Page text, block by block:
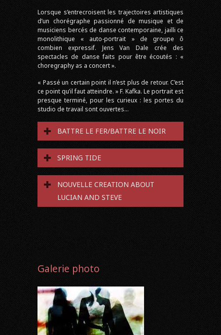
Lorsque s’entrecroisent les trajectoires artistiques
d’un chorégraphe passionné de musique et de
musiciens bercés de danse contemporaine, jailli ce
monolithique « auto-portrait » de groupe ô
combien expressif. Jens Van Dale crée des
spectacles de danse faits pour être écoutés : «
choregraphy as a concert ».
« Passé un certain point il n’est plus de retour. C’est
ce point qu’il faut atteindre. » F. Kafka. Le portrait est
presque terminé, pour les curieux : les portes du
studio de travail sont ouvertes…
BATTRE LE FER/BATTRE LE NOIR
SPRING TIDE
NOUVELLE CREATION ABOUT
LUCIAN AND STEVE
Galerie photo